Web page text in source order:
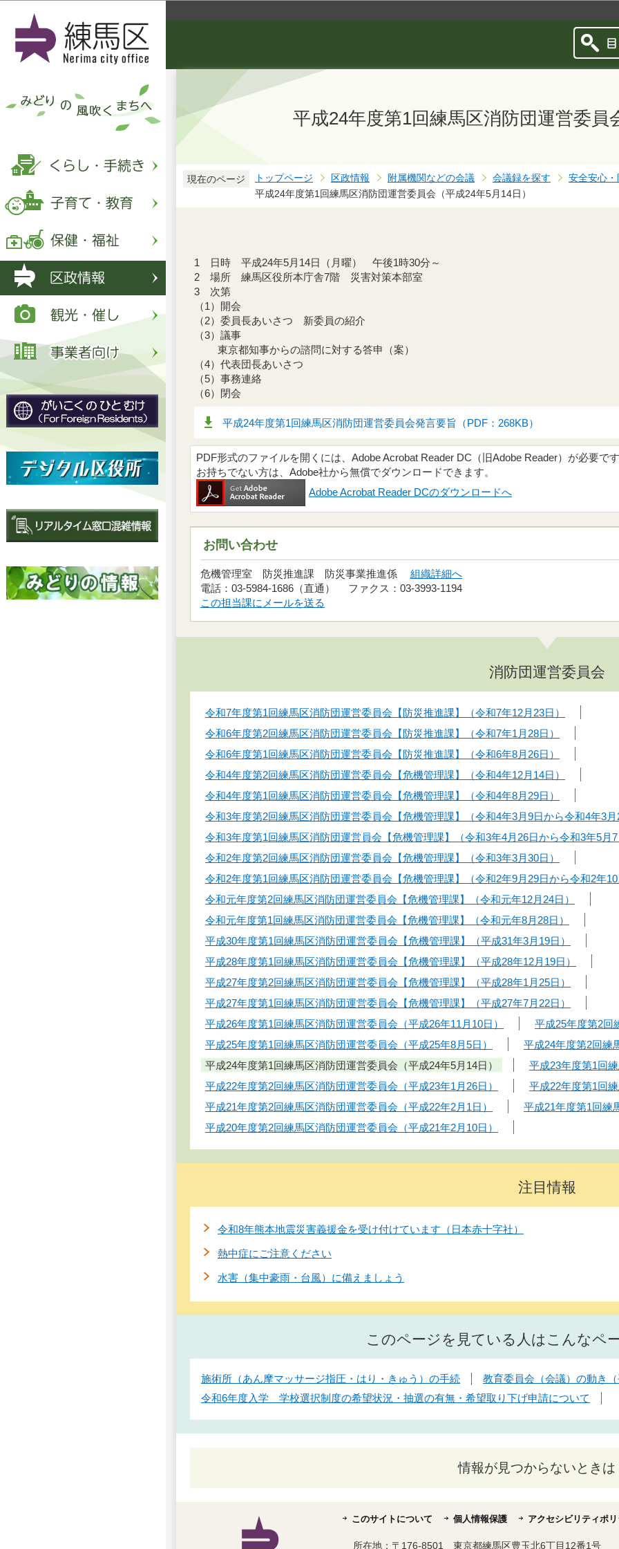
平成24年度第1回練馬区消防団運営委員
現在のページ トップページ 区政情報 附属機関などの会議 会議録を探す
安全安心・
平成24年度第1回練馬区消防団運営委員会（平成24年5月14日）
1 日時 平成24年5月14日（月曜） 午後1時30分～
2 場所 練馬区役所本庁舎7階 災害対策本部室
3 次第
（1）開会
（2）委員長あいさつ 新委員の紹介
（3）議事
東京都知事からの諮問に対する答申（案）
（4）代表団長あいさつ
（5）事務連絡
（6）閉会
平成24年度第1回練馬区消防団運営委員会発言要旨（PDF：268KB）
PDF形式のファイルを開くには、Adobe Acrobat Reader DC（旧Adobe Reader）が必要で
お持ちでない方は、Adobe社から無償でダウンロードできます。
Adobe Acrobat Reader DCのダウンロードへ
お問い合わせ
危機管理室 防災推進課 防災事業推進係 組織詳細へ
電話：03-5984-1686（直通） ファクス：03-3993-1194
この担当課にメールを送る
消防団運営委員会
令和7年度第1回練馬区消防団運営委員会【防災推進課】（令和7年12月23日）
令和6年度第2回練馬区消防団運営委員会【防災推進課】（令和7年1月28日）
令和6年度第1回練馬区消防団運営委員会【防災推進課】（令和6年8月26日）
令和4年度第2回練馬区消防団運営委員会【危機管理課】（令和4年12月14日）
令和4年度第1回練馬区消防団運営委員会【危機管理課】（令和4年8月29日）
令和3年度第2回練馬区消防団運営委員会【危機管理課】（令和4年3月9日から令和4年3
令和3年度第1回練馬区消防団運営員会【危機管理課】（令和3年4月26日から令和3年5月
令和2年度第2回練馬区消防団運営委員会【危機管理課】（令和3年3月30日）
令和2年度第1回練馬区消防団運営委員会【危機管理課】（令和2年9月29日から令和2年
令和元年度第2回練馬区消防団運営委員会【危機管理課】（令和元年12月24日）
令和元年度第1回練馬区消防団運営委員会【危機管理課】（令和元年8月28日）
平成30年度第1回練馬区消防団運営委員会【危機管理課】（平成31年3月19日）
平成28年度第1回練馬区消防団運営委員会【危機管理課】（平成28年12月19日）
平成27年度第2回練馬区消防団運営委員会【危機管理課】（平成28年1月25日）
平成27年度第1回練馬区消防団運営委員会【危機管理課】（平成27年7月22日）
平成26年度第1回練馬区消防団運営委員会（平成26年11月10日）
平成25年度第2回
平成25年度第1回練馬区消防団運営委員会（平成25年8月5日）
平成24年度第2回練
平成24年度第1回練馬区消防団運営委員会（平成24年5月14日）
平成23年度第1回
平成22年度第2回練馬区消防団運営委員会（平成23年1月26日）
平成22年度第1回
平成21年度第2回練馬区消防団運営委員会（平成22年2月1日）
平成21年度第1回練
平成20年度第2回練馬区消防団運営委員会（平成21年2月10日）
注目情報
令和8年熊本地震災害義援金を受け付けています（日本赤十字社）
熱中症にご注意ください
水害（集中豪雨・台風）に備えましょう
このページを見ている人はこんなペ
施術所（あん摩マッサージ指圧・はり・きゅう）の手続
教育委員会（会議）の動き
令和6年度入学 学校選択制度の希望状況・抽選の有無・希望取り下げ申請について
情報が見つからないときは
このサイトについて 個人情報保護 アクセシビリティポ
所在地： 〒176-8501 東京都練馬区豊玉北6丁目12番1号